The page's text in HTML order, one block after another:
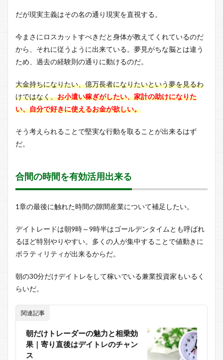
だが現実主義はその名の通り現実を直視する。
今まさにロスカットすべきだと身体が教えてくれているのだ
から、それに従うように出来ている。夢見がちな脳とは違う
ため、過去の経験則の通りに動けるのだ。
大金持ちになりたい、億万長者になりたいという夢を見るわ
けではなく、お小遣い稼ぎがしたい、家計の助けになりた
い、自分で好きに使えるお金が欲しい。
そう考えられることで堅実な行動を取ることが出来るはず
だ。
合間の時間を有効活用出来る
1章の最後に触れた時間の隙間産業について補足したい。
デイトレードは朝9時～9時半はゴールデンタイムとも呼ばれ
るほど特別やりやすい。多くの人が集中することで値動きに
ボラティリティが出来るからだ。
朝の30分だけデイトレをして稼いでいる兼業投資家もいるく
らいだ。
関連記事
朝だけトレーダーの魅力と相乗効
果｜寄り直後はデイトレのチャン
ス